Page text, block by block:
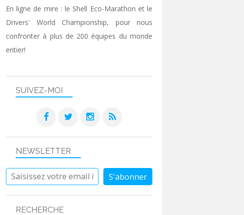
NEWSLETTER
SUIVEZ-MOI
RECHERCHE
En ligne de mire : le Shell Eco-Marathon et le
Drivers' World Championship, pour nous
confronter à plus de 200 équipes du monde
entier!